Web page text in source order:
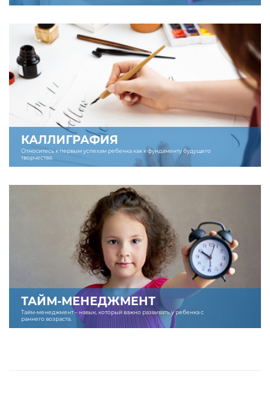
КАЛЛИГРАФИЯ
Относитесь к первым успехам ребенка как к фундаменту будущего
творчества.
ТАЙМ-МЕНЕДЖМЕНТ
Тайм-менеджмент – навык, который важно развивать у ребенка с
раннего возраста.